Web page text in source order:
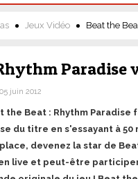
Jeux Vidéo Beat the
Paradise
juin 2012
the Beat : Rhythm
du titre en s'essayant à 50
devenez la star de
live et peut-être